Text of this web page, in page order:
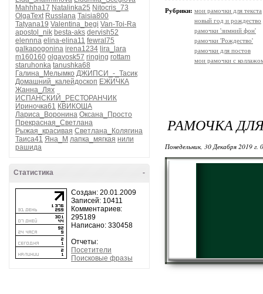
Mahhha17 Natalinka25 Nitocris_73
OlgaText Russlana Taisia800
Tatyana19 Valentina_begi Van-Toi-Ra
apostol_nik besta-aks dervish52
elennna elina-elina11 fewral75
galkapogonina irena1234 lira_lara
m160160 olgavosk57 ringing rottam
staruhonka tanushka68
Галина_Мелымко ДЖИПСИ_-_Тасик
Домашний_калейдоскоп ЕЖИЧКА
Жанна_Лях
ИСПАНСКИЙ_РЕСТОРАНЧИК
Ириночка61 КВИКОША
Лариса_Воронина Оксана_Просто
Прекрасная_Светлана
Рыжая_красивая Светлана_Колягина
Таиса41 Яна_М лапка_мягкая нили
рашида
-
Статистика
Создан: 20.01.2009
Записей: 10411
Комментариев:
295189
Написано: 330458
Отчеты:
Посетители
Поисковые фразы
Рубрики: мои рамочки для текста
новый год и рождество
рамочки 'зимний фон'
рамочки 'Рождество'
рамочки для постов
мои рамочки с
РАМОЧКА
Понедельник, 30 Декабря 2019 г.